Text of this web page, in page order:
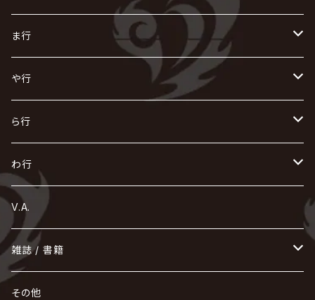
Azavana
Acid Black Cherry
Ashmaze.
甘い暴力
天照
色々な十字架
168 / 葵-168-
X JAPAN
AURORIZE
OFIAM
the GazettE
GOTCHAROCKA
蛾と蝶
KAMIJO
KIRITO / キリト
己龍
グラビティ
GREN / グレン
黒夢
[ kei ] / 圭
仮病
こ
GOATBED
ゴールデンボンバー
CONTRASTZ
XANVALA
Z CLEAR
Sick²
ジグソウ
シド
Z CLEAR
超ジャシー
sukekiyo
SCAPEGOAT
SPLENDID GOD GIRAFFE
せ
ゼラ
零[Hz]
そ
SOPHIA
ZOMBIE / ぞんび
DAIGO
DADAROMA
逹瑯
DAVID / SUI / 縁
CHAQLA.
つ
て
D
DIAURA
DaizyStripper
D'ESPAIRSRAY
Develop One's Faculties
と
東京花嫁
Tourbillon
Dawnman
NIGHTMARE
NAZARE
に
NiEL
NICOLAS
ぬ
nurié
ね
NETH PRIERE CAIN
NEVERLAND
の
NoGoD
NOCTURNAL BLOODLUST
は
heidi.
H.U.G
BugLug
HAZUKI / 葉月
花見桜こうき
ひ
HERO
美炎-BIEN-
HIZAKI
vistlip
ヒッチコック
ふ
Far East Dizain
Fatüm
FANTASTIC◇CIRCUS
へ
BabyKingdom
THE BEETHOVEN
ほ
POIDOL
HOLLOWGRAM
ま行
ま
THE MICRO HEAD 4N'S
MAO / マオ from SID
マガツノート
machine
Magistina Saga
み
未完成アリス
ミスイ
mitsu
む
MUCC / ムック
め
メトロノーム
MERRY / メリー
も
THE MORTAL
や行
や
ヤミテラ / 外道反逆者ヤミテラ
ゆ
YUKIYA / 藤田幸也
ユナイト
よ
ら行
ら
rice
Rides In ReVellion
り
Leetspeak monsters
Ricky
る
Ruiza
れ
わ行
わ
wyse
我が為
V.A.
雑誌 / 書籍
hévn
その他